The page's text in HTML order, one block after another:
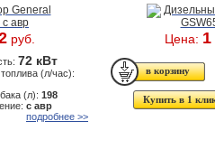
руб.
72 кВт
(л/час):
(л): 198
с авр
подробнее >>
Цена:
Купить в 1